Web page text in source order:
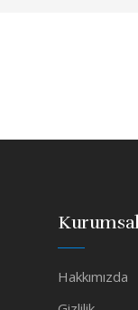
Hakkımızda